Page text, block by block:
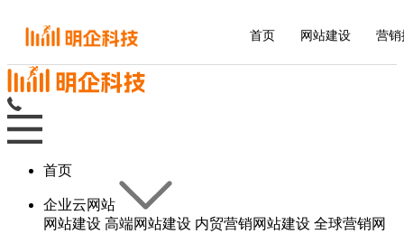
首页 网站建设 营销
首页
企业云网站
网站建设 高端网站建设 内贸营销网站建设 全球营销网